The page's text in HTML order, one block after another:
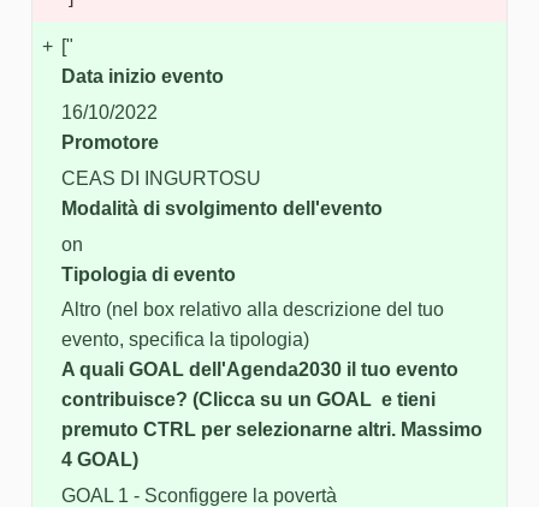
+ ["
Data inizio evento
16/10/2022
Promotore
CEAS DI INGURTOSU
Modalità di svolgimento dell'evento
on
Tipologia di evento
Altro (nel box relativo alla descrizione del tuo
evento, specifica la tipologia)
A quali GOAL dell'Agenda2030 il tuo evento
contribuisce? (Clicca su un GOAL e tieni
premuto CTRL per selezionarne altri. Massimo
4 GOAL)
GOAL 1 - Sconfiggere la povertà